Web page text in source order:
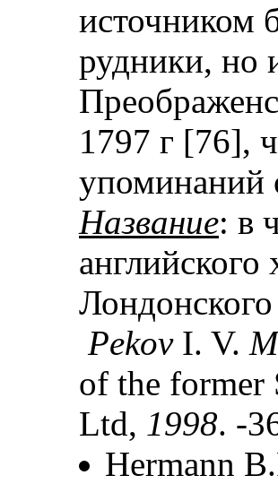
источником
рудники, но
1797 г [76],
упоминаний
Название: в
PekovI. V.
of the former
Ltd, 1998. -
Hermann